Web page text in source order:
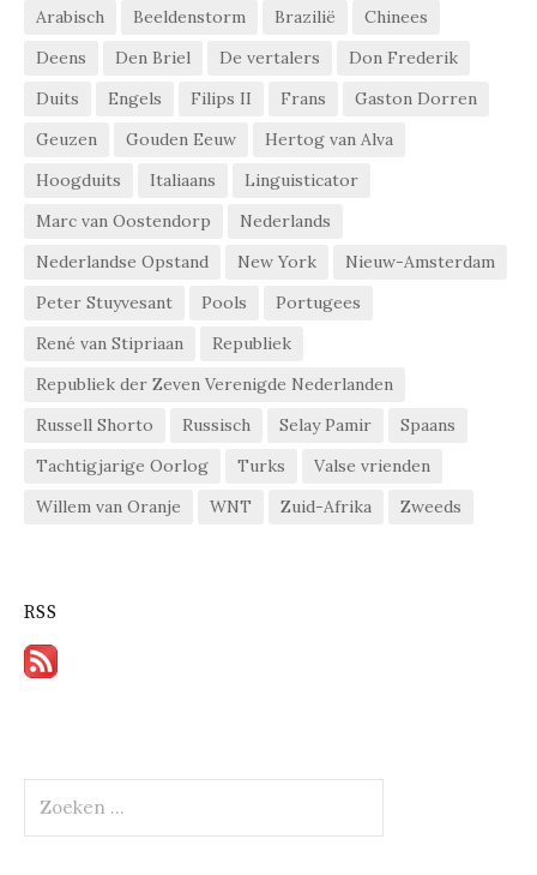
Arabisch Beeldenstorm Brazilië
Chinees
Deens
Den Briel De vertalers
Don Frederik
Duits
Engels Filips II Frans
Gaston Dorren
Geuzen
Gouden Eeuw
Hertog van Alva
Hoogduits
Italiaans
Linguisticator
Marc van Oostendorp
Nederlands
Nederlandse Opstand
New York
Nieuw-Amsterdam
Peter Stuyvesant
Pools
Portugees
René van Stipriaan
Republiek
Republiek der Zeven Verenigde Nederlanden
Russell Shorto
Russisch Selay Pamir
Spaans
Tachtigjarige Oorlog
Turks
Valse vrienden
Willem van Oranje
WNT Zuid-Afrika Zweeds
RSS
naar: